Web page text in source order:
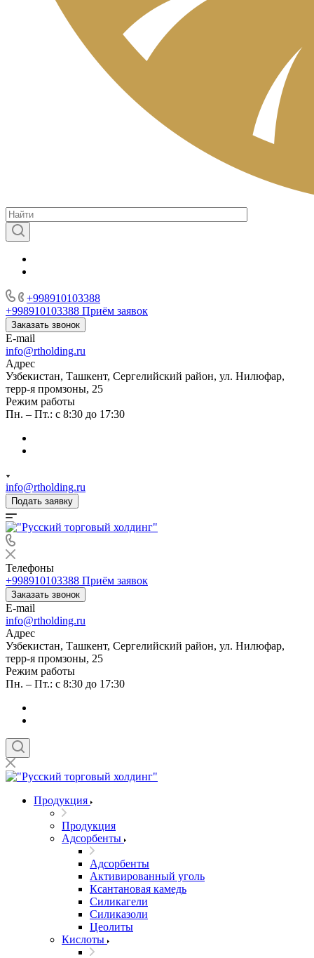
+998910103388
+998910103388 Приём заявок
Заказать звонок
E-mail
info@rtholding.ru
Адрес
Узбекистан, Ташкент, Сергелийский район, ул. Нилюфар,
терр-я промзоны, 25
Режим работы
Пн. – Пт.: с 8:30 до 17:30
info@rtholding.ru
Подать заявку
Телефоны
+998910103388 Приём заявок
Заказать звонок
E-mail
info@rtholding.ru
Адрес
Узбекистан, Ташкент, Сергелийский район, ул. Нилюфар,
терр-я промзоны, 25
Режим работы
Пн. – Пт.: с 8:30 до 17:30
Продукция
Продукция
Адсорбенты
Адсорбенты
Активированный уголь
Ксантановая камедь
Силикагели
Силиказоли
Цеолиты
Кислоты